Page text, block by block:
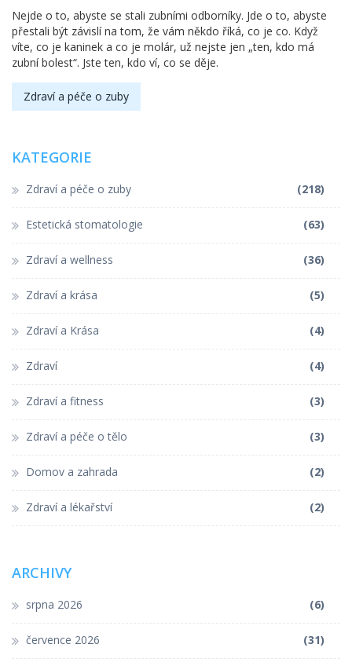
Nejde o to, abyste se stali zubními odborníky. Jde o to, abyste
přestali být závislí na tom, že vám někdo říká, co je co. Když
víte, co je kaninek a co je molár, už nejste jen „ten, kdo má
zubní bolest“. Jste ten, kdo ví, co se děje.
Zdraví a péče o zuby
KATEGORIE
Zdraví a péče o zuby (218)
Estetická stomatologie (63)
Zdraví a wellness (36)
Zdraví a krása (5)
Zdraví a Krása (4)
Zdraví (4)
Zdraví a fitness (3)
Zdraví a péče o tělo (3)
Domov a zahrada (2)
Zdraví a lékařství (2)
ARCHIVY
srpna 2026 (6)
července 2026 (31)